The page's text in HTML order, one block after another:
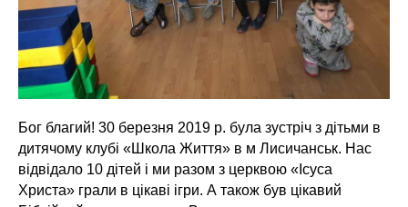
Бог благий! 30 березня 2019 р. була зустріч з дітьми в
дитячому клубі «Школа Життя» в м Лисичанськ. Нас
відвідало 10 дітей і ми разом з церквою «Ісуса
Христа» грали в цікаві ігри. А також був цікавий